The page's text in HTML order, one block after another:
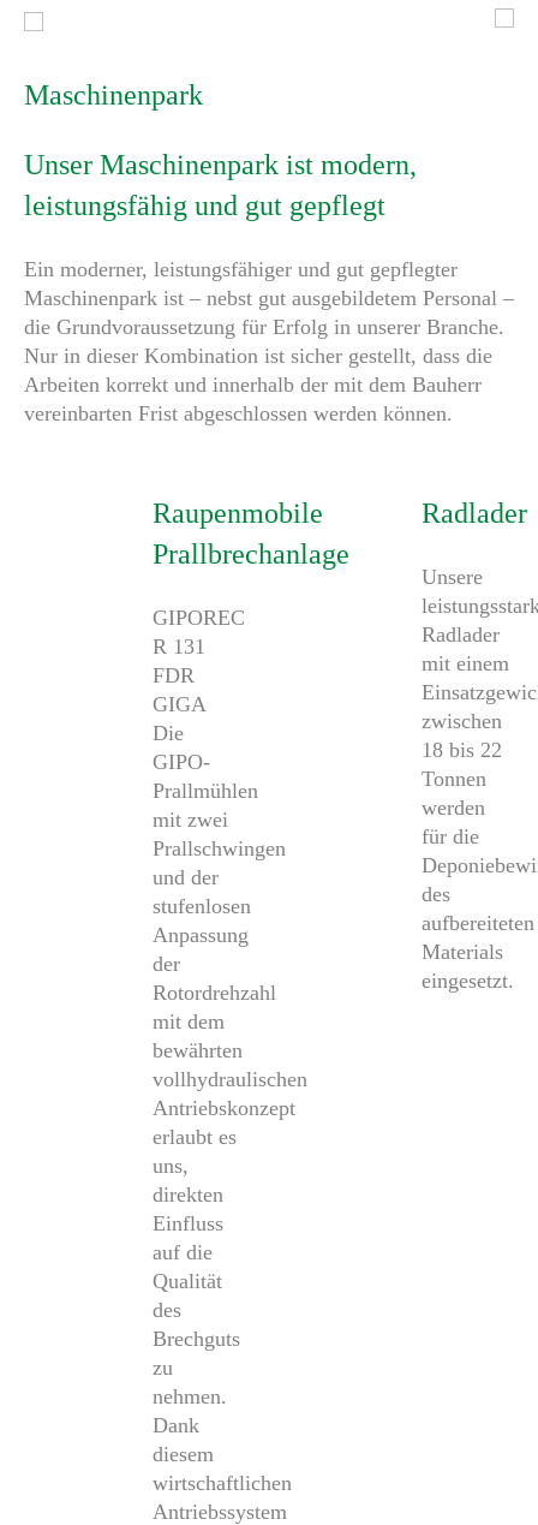
Maschinenpark
Unser Maschinenpark ist modern,
leistungsfähig und gut gepflegt
Ein moderner, leistungsfähiger und gut gepflegter
Maschinenpark ist – nebst gut ausgebildetem Personal –
die Grundvoraussetzung für Erfolg in unserer Branche.
Nur in dieser Kombination ist sicher gestellt, dass die
Arbeiten korrekt und innerhalb der mit dem Bauherr
vereinbarten Frist abgeschlossen werden können.
Raupenmobile
Prallbrechanlage
GIPOREC
R 131
FDR
GIGA
Die
GIPO-
Prallmühlen
mit zwei
Prallschwingen
und der
stufenlosen
Anpassung
der
Rotordrehzahl
mit dem
bewährten
vollhydraulischen
Antriebskonzept
erlaubt es
uns,
direkten
Einfluss
auf die
Qualität
des
Brechguts
zu
nehmen.
Dank
diesem
wirtschaftlichen
Antriebssystem
Radlader
Unsere
Radlader
mit einem
zwischen
18 bis 22
Tonnen
werden
für die
des
aufbereiteten
Materials
eingesetzt.